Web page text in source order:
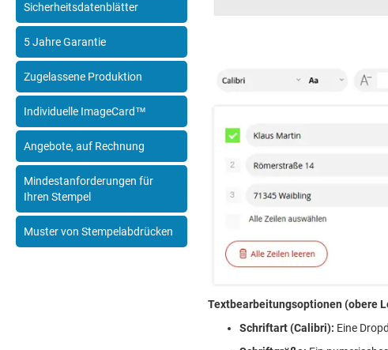
Textbearbeitungsoptionen (obere
Schriftart (Calibri): Eine
Sicherheitsdatenblätter
5 Jahre Garantie
Zugelassene Produktion
Individuelle ImageCard™
Angebote, auf Rechnung
Mindestanforderungen für
Ihren Stempel
Muster von Stempelabdrücken